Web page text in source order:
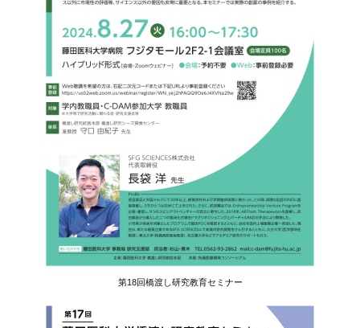
第18回橋渡し研究教育セミナー